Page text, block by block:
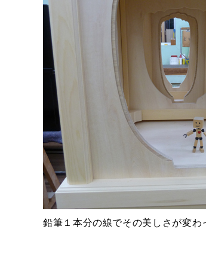
鉛筆１本分の線でその美しさが変